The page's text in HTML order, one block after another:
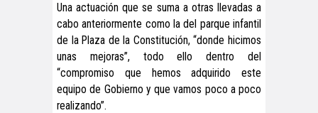
Una actuación que se suma a otras llevadas a
cabo anteriormente como la del parque infantil
de la Plaza de la Constitución, “donde hicimos
unas mejoras”, todo ello dentro del
“compromiso que hemos adquirido este
equipo de Gobierno y que vamos poco a poco
realizando”.